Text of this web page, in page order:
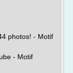
photos! - Motif
- Motif